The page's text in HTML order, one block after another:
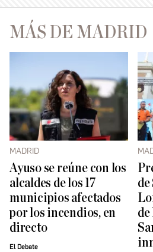
MÁS DE MADRID
MADRID
Ayuso se reúne con los
alcaldes de los 17
municipios afectados
por los incendios, en
directo
El Debate
de